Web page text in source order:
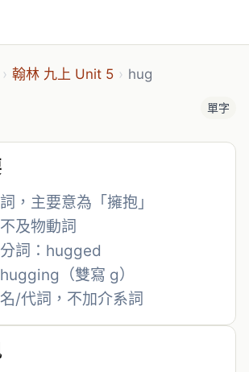
› 翰林 九上 Unit 5 › hug
單字
，主要意為「擁抱」
及物動詞
詞：hugged
（雙寫 g）
/代詞，不加介系詞